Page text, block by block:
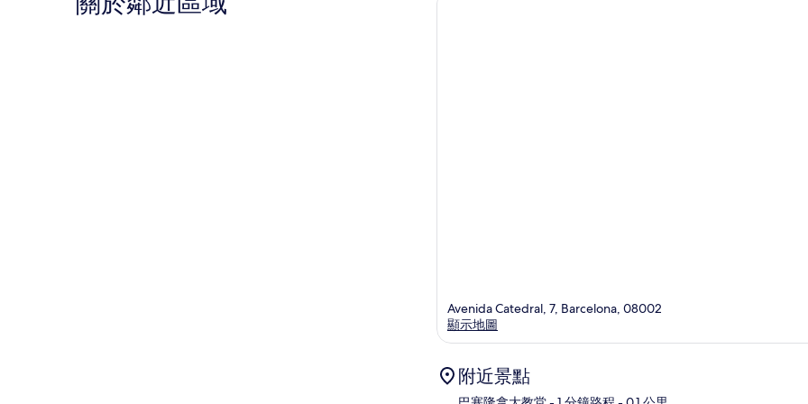
Avenida Catedral, 7, Barcelona, 08002
顯示地圖
附近景點